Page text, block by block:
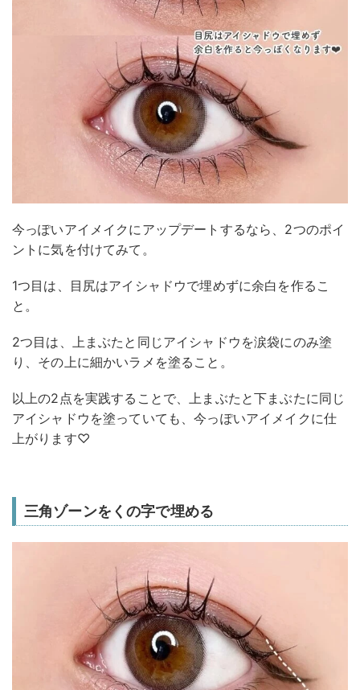
今っぽいアイメイクにアップデートするなら、2つのポイ
ントに気を付けてみて。
1つ目は、目尻はアイシャドウで埋めずに余白を作るこ
と。
2つ目は、上まぶたと同じアイシャドウを涙袋にのみ塗
り、その上に細かいラメを塗ること。
以上の2点を実践することで、上まぶたと下まぶたに同じ
アイシャドウを塗っていても、今っぽいアイメイクに仕
上がります♡
三角ゾーンをくの字で埋める